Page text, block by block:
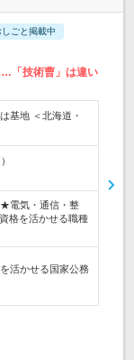
ごと掲載中
…「技術曹」は違い
基地 ＜北海道・
★電気・通信・整
格を活かせる職種
活かせる国家公務